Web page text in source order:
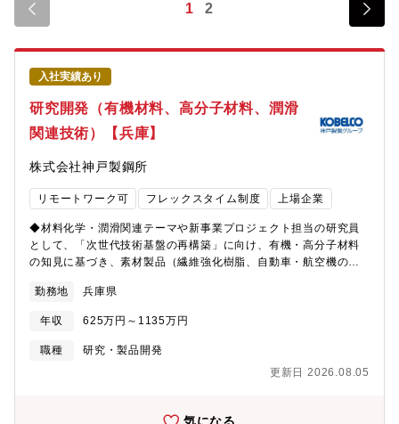
1 2
入社実績あり
研究開発（有機材料、高分子材料、潤滑
関連技術）【兵庫】
株式会社神戸製鋼所
リモートワーク可 フレックスタイム制度 上場企業
◆材料化学・潤滑関連テーマや新事業プロジェクト担当の研究員
として、「次世代技術基盤の再構築」に向け、有機・高分子材料
の知見に基づき、素材製品（繊維強化樹脂、自動車・航空機のア
す。具体的には、改良した有機高分子材料の試作・分析・性能評
価を行い、事業部門と連携した課題解決を目指します。また、事
業部門に入り込み、事業課題に基づいた将来の技術構築計画の立
案を行います。新しい高分子材料の開発PJに参画していただく可
クトやテーマに従事し、同社の技術や技術開発の位置づけを学
や考察結果をまとめ、事業部門等テーマの委託先に報告を行いま
勤務地 兵庫県
年収 625万円～1135万円
職種
研究・製品開発
更新日 2026.08.05